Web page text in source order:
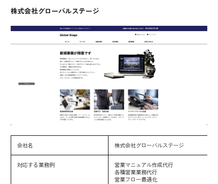
株式会社グローバルステージ
会社名 株式会社グローバルステージ
対応する業務例
営業マニュアル作成代行
各種営業業務代行
営業フロー最適化